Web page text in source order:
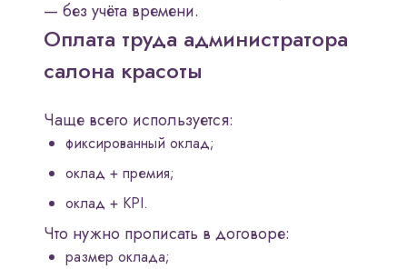
— без учёта времени.
Оплата труда администратора
салона красоты
Чаще всего используется:
фиксированный оклад;
оклад + премия;
оклад + KPI.
Что нужно прописать в договоре:
размер оклада;